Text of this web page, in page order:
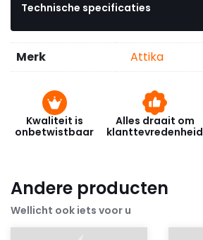
Technische specificaties
Merk Attika
Kwaliteit is
onbetwistbaar
Alles draait om
klanttevredenheid
Andere producten
Wellicht ook iets voor u